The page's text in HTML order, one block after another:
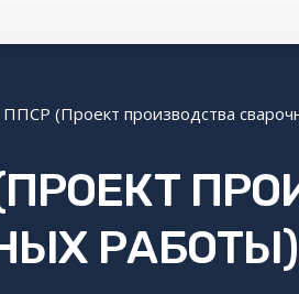
ППСР (Проект производства
РАБОТЫ)